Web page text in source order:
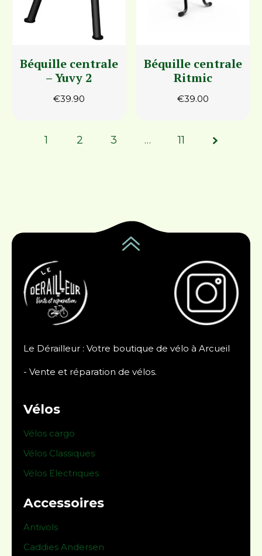
Béquille centrale
– Yuvy 2
€39.90
Béquille centrale
Ritmic
€39.00
Page
1 2 3 … 11
Le Dérailleur : Votre boutique de vélo à Arcueil
- Vente et réparation de vélos.
Vélos
Vélos cargo
Vélos Classiques
Vélos Electriques
Accessoires
Antivols
Caddies Andersen